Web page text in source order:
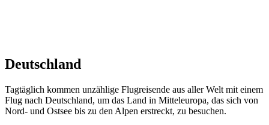
Deutschland
Tagtäglich kommen unzählige Flugreisende aus aller Welt mit einem
Flug nach Deutschland, um das Land in Mitteleuropa, das sich von
Nord- und Ostsee bis zu den Alpen erstreckt, zu besuchen.